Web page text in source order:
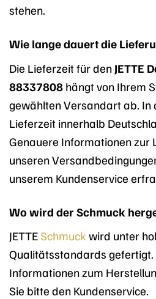
stehen.
Wie lange dauert die
Die Lieferzeit für den JETTE
88337808 hängt von Ihrem
gewählten Versandart ab. In
Lieferzeit innerhalb
Genauere Informationen zur
unseren
unserem Kundenservice
Wo wird der Schmuck
JETTESchmuck wird unter
Qualitätsstandards gefertigt.
Informationen zum
Sie bitte den Kundenservice.